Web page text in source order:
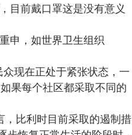
目前戴口罩这是没有意义
申，如世界卫生组织
众现在正处于紧张状态，一
果每个社区都采取不同的
，比利时目前采取的遏制措